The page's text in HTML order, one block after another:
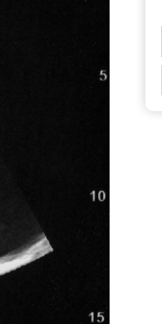
prévenir
Grossesse : ces polluants
pourraient influencer le
poids des enfants